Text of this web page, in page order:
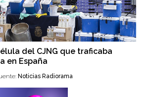
del CJNG que traficaba
en España
Noticias Radiorama